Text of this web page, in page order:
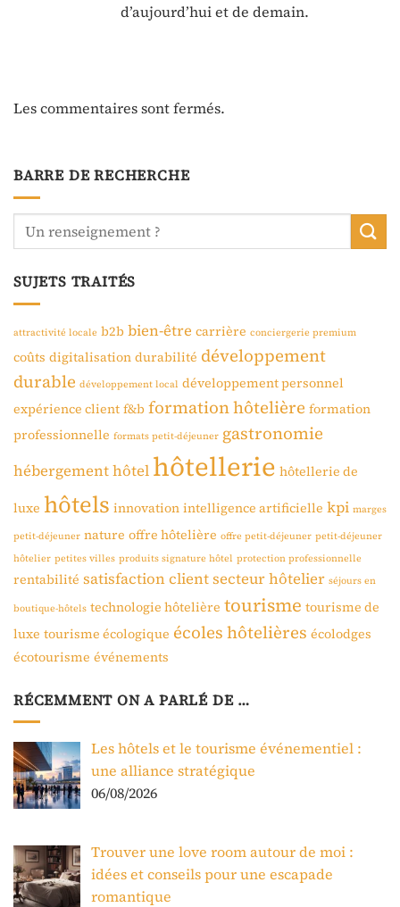
d’aujourd’hui et de demain.
Les commentaires sont fermés.
BARRE DE RECHERCHE
SUJETS TRAITÉS
attractivité locale b2b bien-être carrière conciergerie premium
coûts digitalisation durabilité développement
durable développement local développement personnel
expérience client f&b formation hôtelière formation
professionnelle formats petit-déjeuner gastronomie
hébergementhôtel hôtellerie hôtellerie de
luxe hôtels innovation intelligence artificielle kpi marges
petit-déjeuner nature offre hôtelière offre petit-déjeuner petit-déjeuner
hôtelier petites villes produits signature hôtel protection professionnelle
rentabilité satisfaction clientsecteur hôtelier séjours en
boutique-hôtels technologie hôtelière tourisme tourisme de
luxe tourisme écologique écoles hôtelières écolodges
écotourisme événements
RÉCEMMENT ON A PARLÉ DE …
Les hôtels et le tourisme événementiel :
une alliance stratégique
06/08/2026
Trouver une love room autour de moi :
idées et conseils pour une escapade
romantique